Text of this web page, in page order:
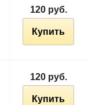
120 руб.
Купить
120 руб.
Купить